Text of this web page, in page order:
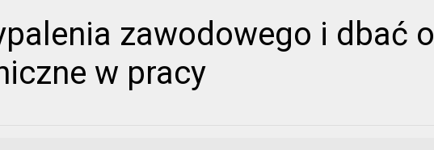
zawodowego i dbać o
w pracy